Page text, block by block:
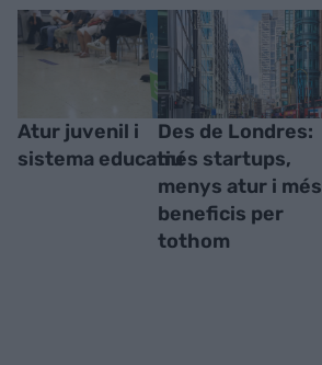
Atur juvenil i
sistema educatiu
Des de Londres:
més startups,
menys atur i més
beneficis per
tothom